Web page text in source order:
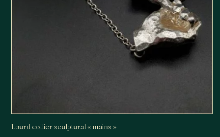
Lourd collier sculptural « mains »